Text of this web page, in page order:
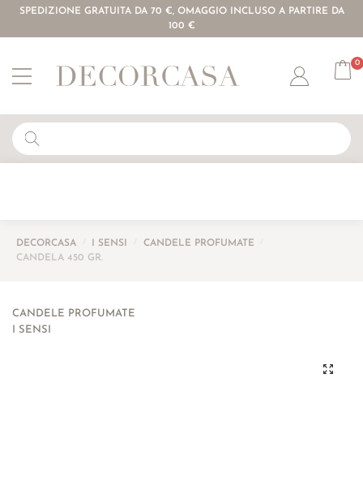
SPEDIZIONE GRATUITA DA 70 €, OMAGGIO INCLUSO A PARTIRE DA
100 €
Account
0
DECORCASA I SENSI CANDELE PROFUMATE
CANDELA 450 GR.
CANDELE PROFUMATE
I SENSI